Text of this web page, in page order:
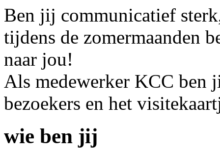
Ben jij communicatief
tijdens de zomermaanden
naar jou!
Als medewerker KCC ben
bezoekers en het
wie ben jij